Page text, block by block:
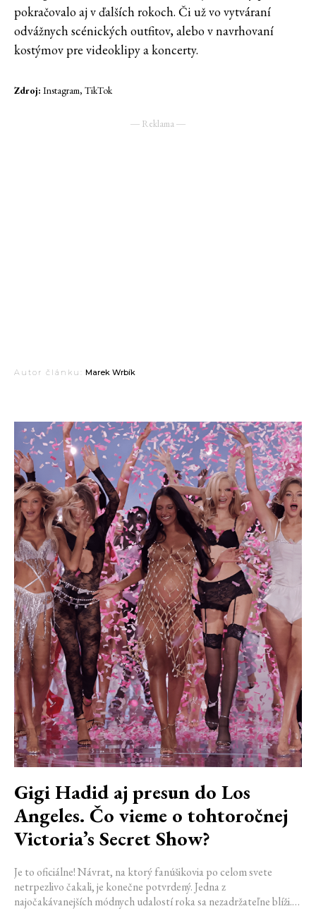
pokračovalo aj v ďalších rokoch. Či už vo vytváraní
odvážnych scénických outfitov, alebo v navrhovaní
kostýmov pre videoklipy a koncerty.
Zdroj: Instagram, TikTok
― Reklama ―
Autor článku: Marek Wrbík
Gigi Hadid aj presun do Los
Angeles. Čo vieme o tohtoročnej
Victoria’s Secret Show?
Je to oficiálne! Návrat, na ktorý fanúšikovia po celom svete
netrpezlivo čakali, je konečne potvrdený. Jedna z
najočakávanejších módnych udalostí roka sa nezadržateľne blíži.